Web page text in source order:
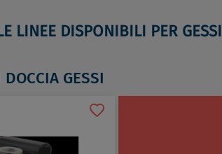
LINEE DISPONIBILI PER GESSI
GESSI